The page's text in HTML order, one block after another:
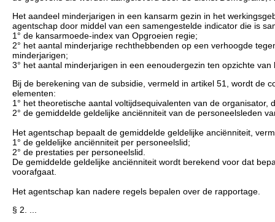
Het aandeel minderjarigen in een kansarm gezin in het
agentschap door middel van een samengestelde indicator die is
1° de kansarmoede-index van Opgroeien regie;
2° het aantal minderjarige rechthebbenden op een verhoogde
minderjarigen;
3° het aantal minderjarigen in een eenoudergezin ten opzichte
Bij de berekening van de subsidie, vermeld in artikel 51, wordt de
elementen:
1° het theoretische aantal voltijdsequivalenten van de organisator,
2° de gemiddelde geldelijke anciënniteit van de personeelsleden
Het agentschap bepaalt de gemiddelde geldelijke anciënniteit,
1° de geldelijke anciënniteit per personeelslid;
2° de prestaties per personeelslid.
De gemiddelde geldelijke anciënniteit wordt berekend voor dat
voorafgaat.
Het agentschap kan nadere regels bepalen over de rapportage.
§ 2. ...